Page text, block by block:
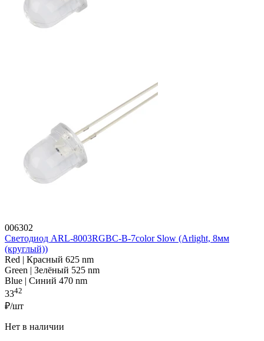
006302
Светодиод ARL-8003RGBC-B-7color Slow (Arlight, 8мм
(круглый))
Red | Красный 625 nm
Green | Зелёный 525 nm
Blue | Синий 470 nm
3342
₽/шт
Нет в наличии